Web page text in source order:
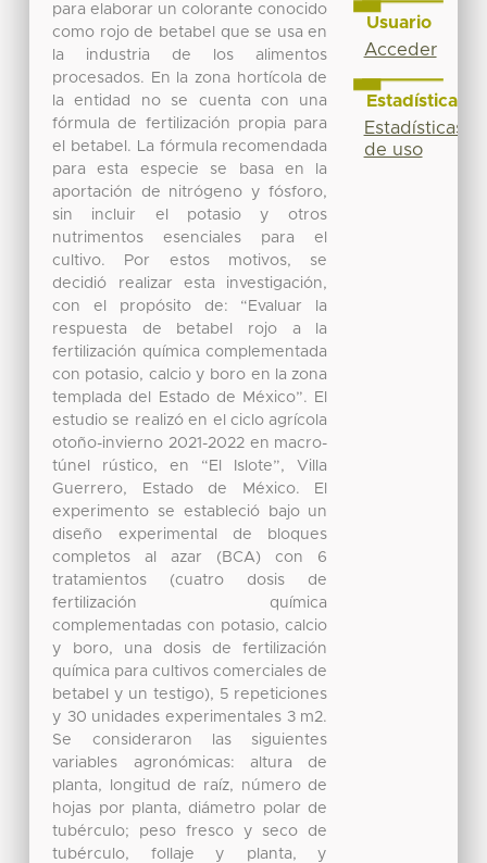
para elaborar un colorante conocido
como rojo de betabel que se usa en
la industria de los alimentos
procesados. En la zona hortícola de
la entidad no se cuenta con una
fórmula de fertilización propia para
el betabel. La fórmula recomendada
para esta especie se basa en la
aportación de nitrógeno y fósforo,
sin incluir el potasio y otros
nutrimentos esenciales para el
cultivo. Por estos motivos, se
decidió realizar esta investigación,
con el propósito de: “Evaluar la
respuesta de betabel rojo a la
fertilización química complementada
con potasio, calcio y boro en la zona
templada del Estado de México”. El
estudio se realizó en el ciclo agrícola
otoño-invierno 2021-2022 en macro-
túnel rústico, en “El Islote”, Villa
Guerrero, Estado de México. El
experimento se estableció bajo un
diseño experimental de bloques
completos al azar (BCA) con 6
tratamientos (cuatro dosis de
fertilización química
complementadas con potasio, calcio
y boro, una dosis de fertilización
química para cultivos comerciales de
betabel y un testigo), 5 repeticiones
y 30 unidades experimentales 3 m2.
Se consideraron las siguientes
variables agronómicas: altura de
planta, longitud de raíz, número de
hojas por planta, diámetro polar de
tubérculo; peso fresco y seco de
tubérculo, follaje y planta, y
Usuario
Acceder
Estadísticas
Estadísticas
de uso